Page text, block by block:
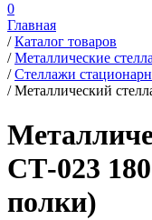
0
Главная
/ Каталог товаров
/ Металлические
/ Стеллажи
/ Металлический
СТ-023
полки)